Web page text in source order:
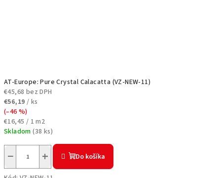
AT-Europe: Pure Crystal Calacatta (VZ-NEW-11)
€45,68 bez DPH
€56,19 / ks
(–46 %)
Jednotková
cena:
€16,45 / 1 m2
Skladom(38 ks)
+
− Do košíka